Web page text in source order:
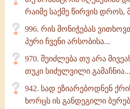
რაიმე საქმე წირვის დროს,
996. რის მონიჭებას
პური ჩვენი არსობისა...
970. შეიძლება თუ არა
თუკი სიძულვილი გამაჩნია...
942. სად ეზიარებოდნენ
ხორცს ის განდეგილი